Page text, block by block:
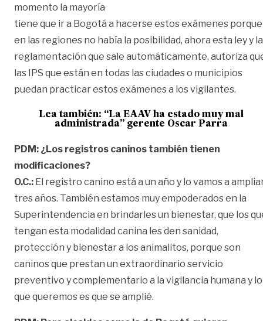
momento la mayoría
tiene que ir a Bogotá a hacerse estos exámenes porque
en las regiones no había la posibilidad, ahora esta ley y la
reglamentación que sale automáticamente, autoriza
las IPS que están en todas las ciudades o municipios
puedan practicar estos exámenes a los vigilantes.
Lea también: “La EAAV ha estado muy mal
administrada” gerente Oscar Parra
PDM: ¿Los registros caninos también tienen
modificaciones?
O.C.: El registro canino está a un año y lo vamos a
tres años. También estamos muy empoderados en la
Superintendencia en brindarles un bienestar, que los
tengan esta modalidad canina les den sanidad,
protección y bienestar a los animalitos, porque son
caninos que prestan un extraordinario servicio
preventivo y complementario a la vigilancia humana y lo
que queremos es que se amplié.